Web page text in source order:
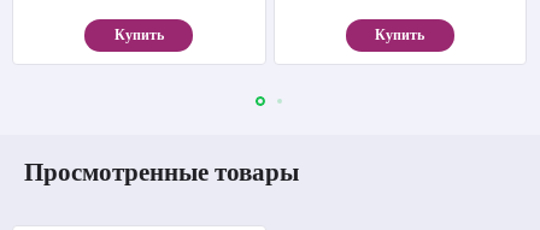
Купить Купить
Просмотренные товары